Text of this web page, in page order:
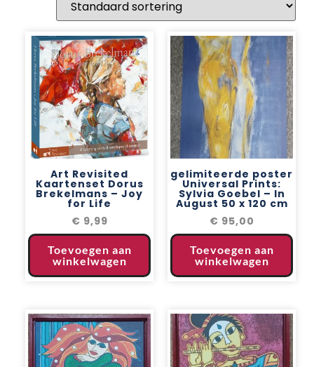
Art Revisited
Kaartenset Dorus
Brekelmans – Joy
for Life
€ 9,99
Toevoegen aan
winkelwagen
gelimiteerde poster
Universal Prints:
Sylvia Goebel – In
August 50 x 120 cm
€ 95,00
Toevoegen aan
winkelwagen